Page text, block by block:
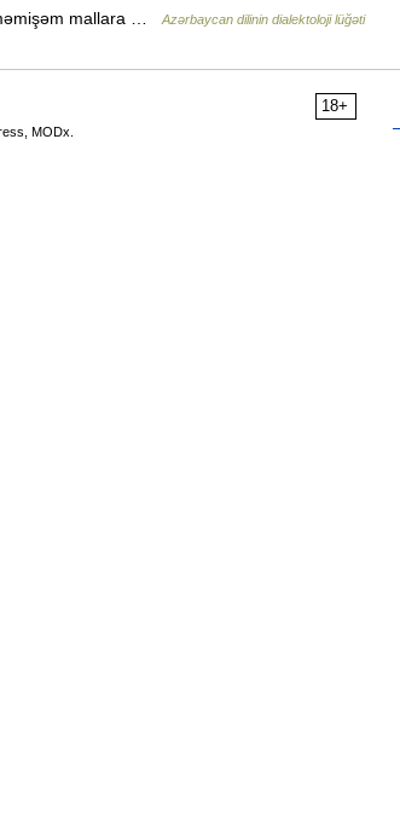
mallara … Azərbaycan dilinin dialektoloji lüğəti
18+
MODx.